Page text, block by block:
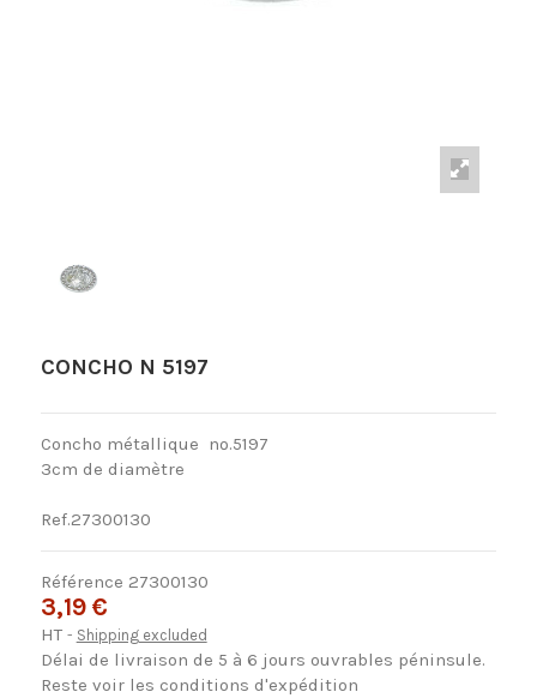
CONCHO N 5197
Concho métallique nº.5197
3cm de diamètre
Ref.27300130
Référence 27300130
3,19 €
HT Shipping excluded
Délai de livraison de 5 à 6 jours ouvrables péninsule.
Reste voir les conditions d'expédition